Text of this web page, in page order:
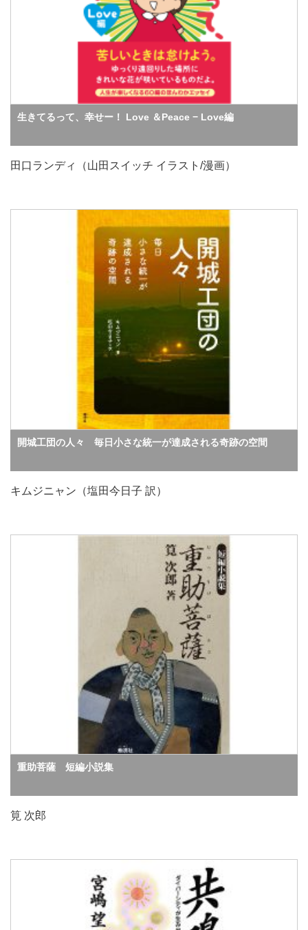
生きてるって、幸せー！ Love ＆Peace − Love編
田口ランディ（山田スイッチ イラスト/漫画）
開城工団の人々 毎日小さな統一が達成される奇跡の空間
キムジニャン（塩田今日子 訳）
重助菩薩 短編小説集
筧 次郎